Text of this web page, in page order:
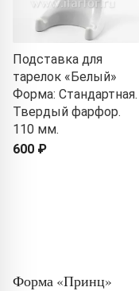
Подставка для
тарелок «Белый»
Форма: Стандартная.
Твердый фарфор.
110 мм.
600 ₽
Форма «Принц»